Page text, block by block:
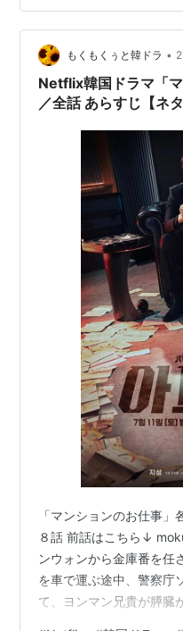
ク・チャヌク、キム・ギ
ジン……。 重い韓国映画
力を感じたのは、そうし
娯楽映画まで充実してい
もくもくぅと韓ドラ •
Netflix韓国ドラマ「
／全話 あらすじ【ネ
「マンションのお仕事
８話 前話はこちら↓
ンウォンから金庫番を任
を車で運ぶ途中、警察庁
て、ヨンマン兄貴が膵臓